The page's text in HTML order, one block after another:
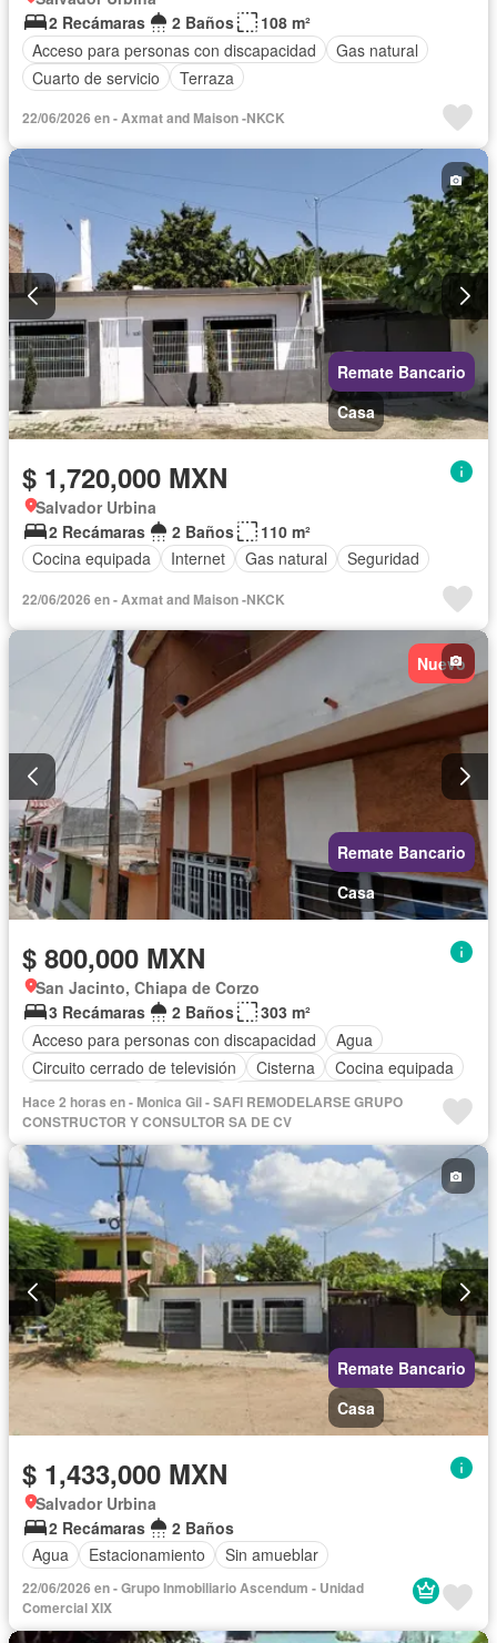
2 Recámaras
2 Baños
108 m²
Acceso para personas con discapacidad
Gas natural
Cuarto de servicio
Terraza
22/06/2026 en - Axmat and Maison -NKCK
Remate Bancario
Casa
$ 1,720,000 MXN
Salvador Urbina
2 Recámaras
2 Baños
110 m²
Cocina equipada
Internet Gas natural Seguridad
22/06/2026 en - Axmat and Maison -NKCK
Nuevo
Remate Bancario
Casa
$ 800,000 MXN
San Jacinto, Chiapa de Corzo
3 Recámaras
2 Baños
303 m²
Acceso para personas con discapacidad
Agua
Circuito cerrado de televisión
Cisterna
Cocina equipada
Cocina integral
Conserje
Cuarto de Limpieza
Cuarto de servicio
Electricidad
Estacionamiento
Gas natural
Internet Recámara con closet
Seguridad
Televisión por cable
Terraza Vista panorámica
Wifi
Zonas verdes
Sin amueblar
Hace 2 horas en - Monica Gil - SAFI REMODELARSE GRUPO
CONSTRUCTOR Y CONSULTOR SA DE CV
Remate Bancario
Casa
$ 1,433,000 MXN
Salvador Urbina
2 Recámaras
2 Baños
Agua
Estacionamiento Sin amueblar
22/06/2026 en - Grupo Inmobiliario Ascendum - Unidad
Comercial XIX